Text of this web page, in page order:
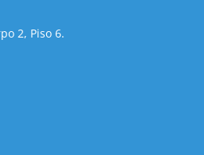
2, Piso 6.